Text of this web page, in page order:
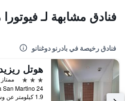
فنادق مشابهة لـ
فنادق رخيصة في بادرنو دوغنانو
3 نجوم
ممتاز 9.1
1.9 كيلومتر عن وسط المدينة